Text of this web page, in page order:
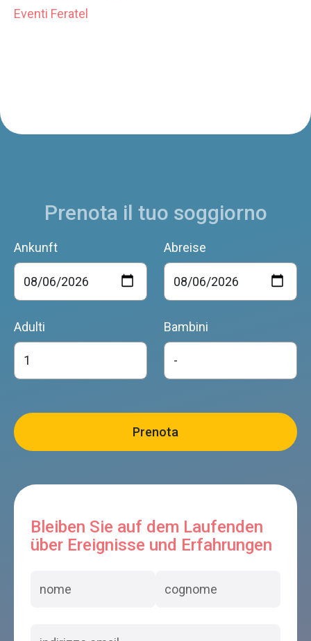
Eventi Feratel
Prenota il tuo soggiorno
Ankunft Abreise
Adulti Bambini
Bleiben Sie auf dem Laufenden
über Ereignisse und Erfahrungen